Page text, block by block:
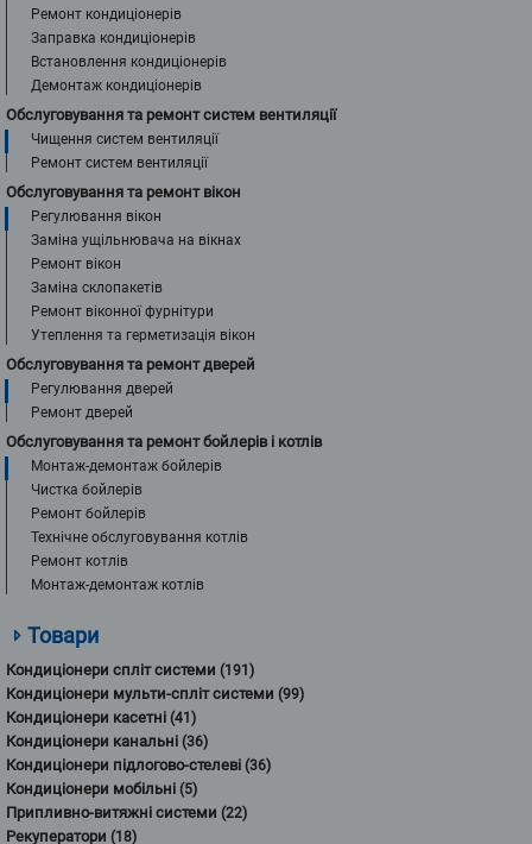
Ремонт кондиціонерів
Заправка кондиціонерів
Встановлення кондиціонерів
Демонтаж кондиціонерів
Обслуговування та ремонт систем вентиляції
Чищення систем вентиляції
Ремонт систем вентиляції
Обслуговування та ремонт вікон
Регулювання вікон
Заміна ущільнювача на вікнах
Ремонт вікон
Заміна склопакетів
Ремонт віконної фурнітури
Утеплення та герметизація вікон
Обслуговування та ремонт дверей
Регулювання дверей
Ремонт дверей
Обслуговування та ремонт бойлерів і котлів
Монтаж-демонтаж бойлерів
Чистка бойлерів
Ремонт бойлерів
Технічне обслуговування котлів
Ремонт котлів
Монтаж-демонтаж котлів
Товари
Кондиціонери спліт системи (191)
Кондиціонери мульти-спліт системи (99)
Кондиціонери касетні (41)
Кондиціонери канальні (36)
Кондиціонери підлогово-стелеві (36)
Кондиціонери мобільні (5)
Припливно-витяжні системи (22)
Рекуператори (18)